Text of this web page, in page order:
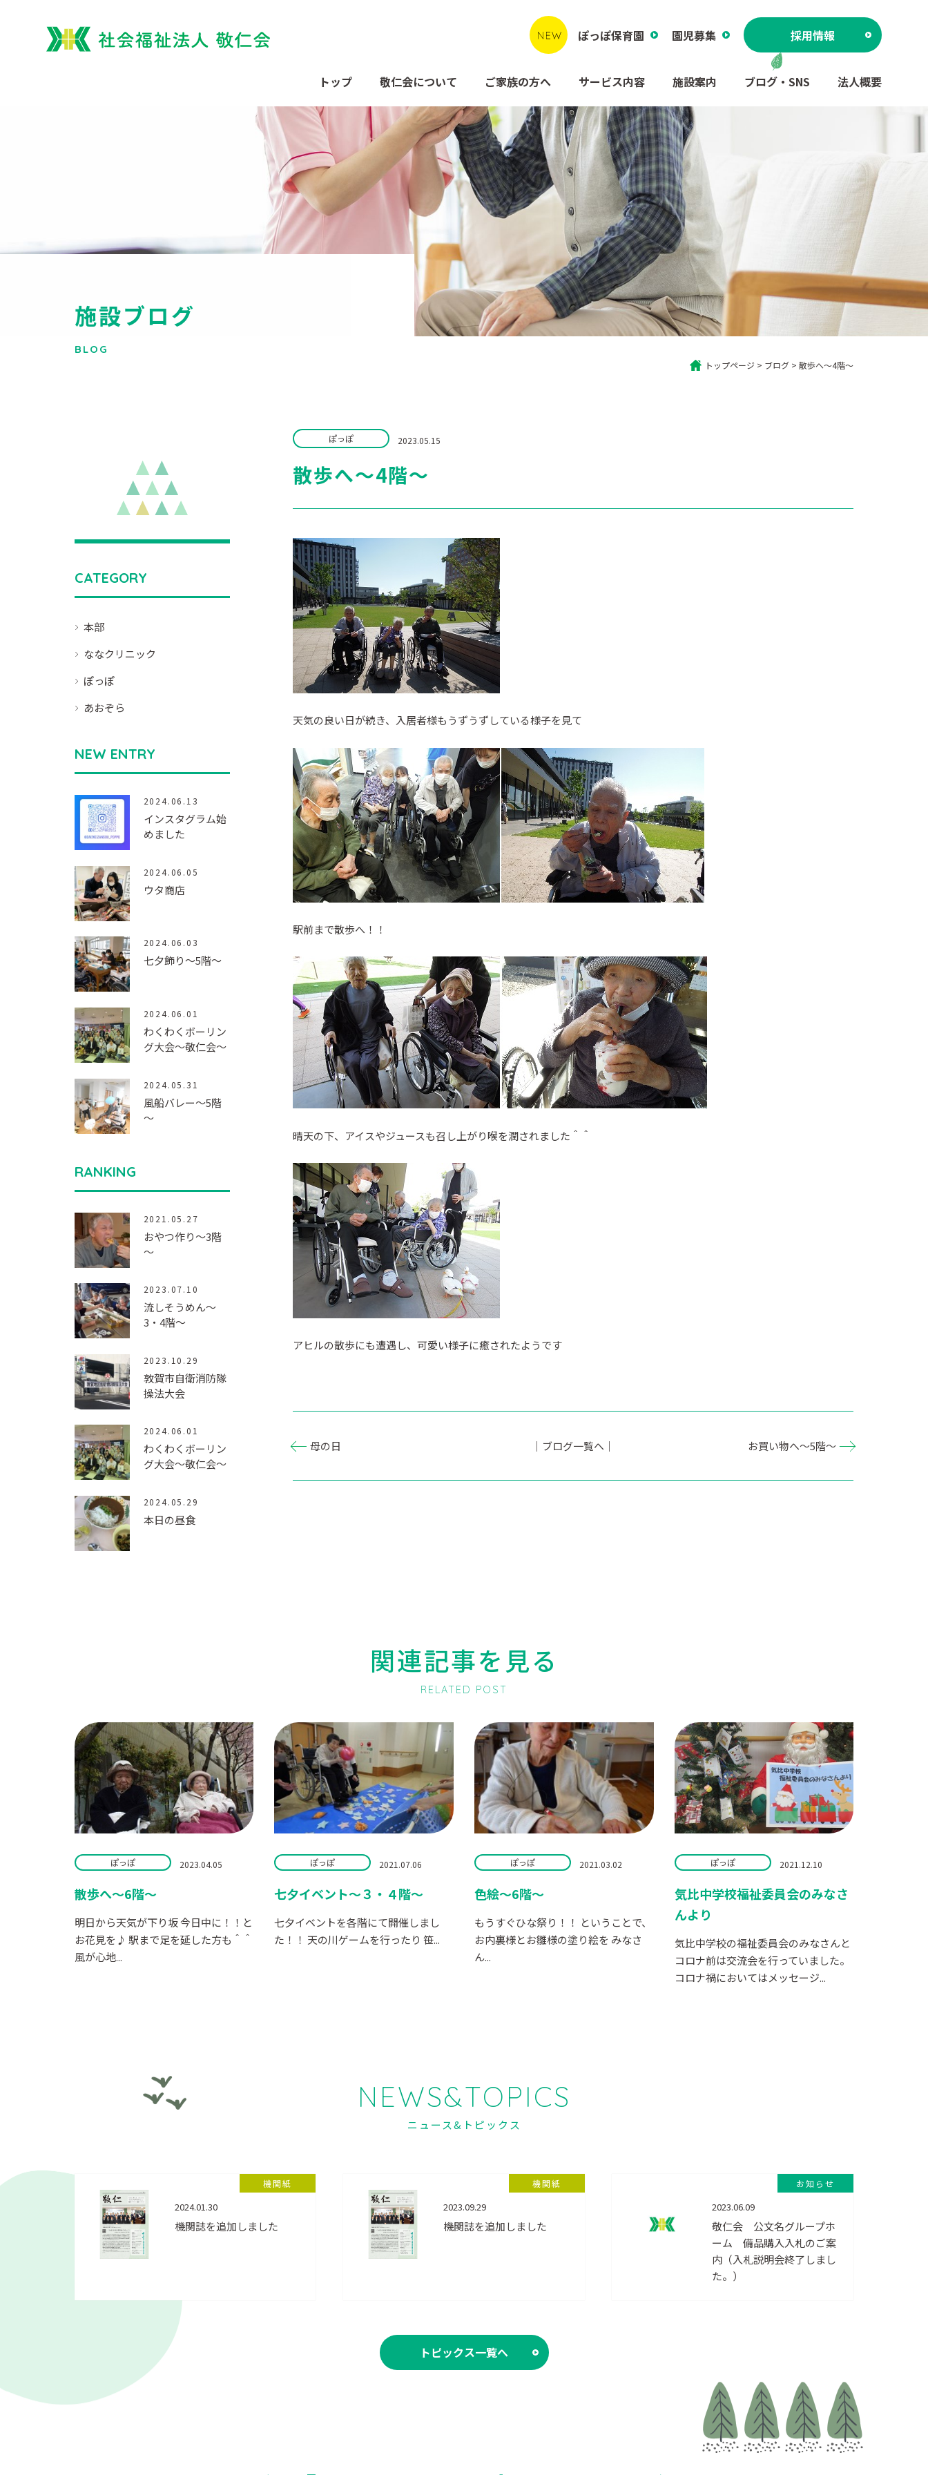
ぽっぽ保育園 園児募集 採用情報
トップ 敬仁会について ご家族の方へ サービス内容 施設案内 ブログ・SNS 法人概要
施設ブログ
BLOG
トップページ > ブログ >散歩へ～4階～
ぽっぽ 2023.05.15
散歩へ～4階～
天気の良い日が続き、入居者様もうずうずしている様子を見て
駅前まで散歩へ！！
晴天の下、アイスやジュースも召し上がり喉を潤されました＾＾
アヒルの散歩にも遭遇し、可愛い様子に癒されたようです
母の日 ｜ブログ一覧へ｜ お買い物へ～5階～
CATEGORY
本部
ななクリニック
ぽっぽ
あおぞら
NEW ENTRY
2024.06.13
インスタグラム始
めました
2024.06.05
ウタ商店
2024.06.03
七夕飾り～5階～
2024.06.01
わくわくボーリン
グ大会～敬仁会～
2024.05.31
風船バレー～5階
～
RANKING
2021.05.27
おやつ作り～3階
～
2023.07.10
流しそうめん～
3・4階～
2023.10.29
敦賀市自衛消防隊
操法大会
2024.06.01
わくわくボーリン
グ大会～敬仁会～
2024.05.29
本日の昼食
関連記事を見る
RELATED POST
ぽっぽ 2023.04.05
散歩へ～6階～
明日から天気が下り坂 今日中に！！と
お花見を♪ 駅まで足を延した方も＾＾
風が心地...
ぽっぽ 2021.07.06
七夕イベント～３・４階～
七夕イベントを各階にて開催しまし
た！！ 天の川ゲームを行ったり 笹...
ぽっぽ 2021.03.02
色絵～6階～
もうすぐひな祭り！！ ということで、
お内裏様とお雛様の塗り絵を みなさ
ん...
ぽっぽ 2021.12.10
気比中学校福祉委員会のみなさ
んより
気比中学校の福祉委員会のみなさんと
コロナ前は交流会を行っていました。
コロナ禍においてはメッセージ...
NEWS&TOPICS
ニュース&トピックス
機関紙
2024.01.30
機関誌を追加しました
機関紙
2023.09.29
機関誌を追加しました
お知らせ
2023.06.09
敬仁会 公文名グループホ
ーム 備品購入入札のご案
内（入札説明会終了しまし
た。）
トピックス一覧へ